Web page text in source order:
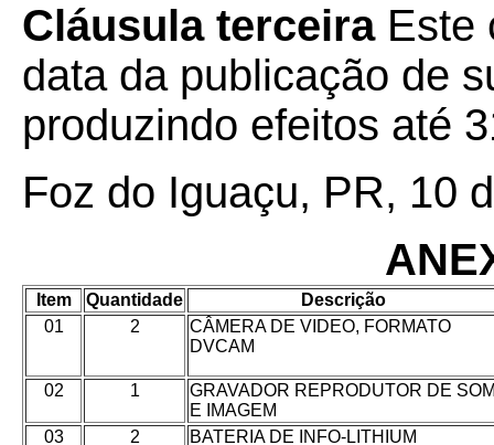
Cláusula terceiraEste
data da publicação de
produzindo efeitos até
Foz do Iguaçu, PR, 10
Item Quantidade
Descrição
01
2
CÂMERA DE VIDEO, FORMATO
DVCAM
02 1
GRAVADOR REPRODUTOR DE
E IMAGEM
03
2 BATERIA DE INFO-LITHIUM